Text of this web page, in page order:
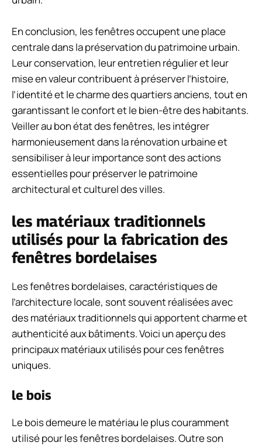
En conclusion, les fenêtres occupent une place
centrale dans la préservation du patrimoine urbain.
Leur conservation, leur entretien régulier et leur
mise en valeur contribuent à préserver l’histoire,
l’identité et le charme des quartiers anciens, tout en
garantissant le confort et le bien-être des habitants.
Veiller au bon état des fenêtres, les intégrer
harmonieusement dans la rénovation urbaine et
sensibiliser à leur importance sont des actions
essentielles pour préserver le patrimoine
architectural et culturel des villes.
les matériaux traditionnels
utilisés pour la fabrication des
fenêtres bordelaises
Les fenêtres bordelaises, caractéristiques de
l’architecture locale, sont souvent réalisées avec
des matériaux traditionnels qui apportent charme et
authenticité aux bâtiments. Voici un aperçu des
principaux matériaux utilisés pour ces fenêtres
uniques.
le bois
Le bois demeure le matériau le plus couramment
utilisé pour les fenêtres bordelaises. Outre son